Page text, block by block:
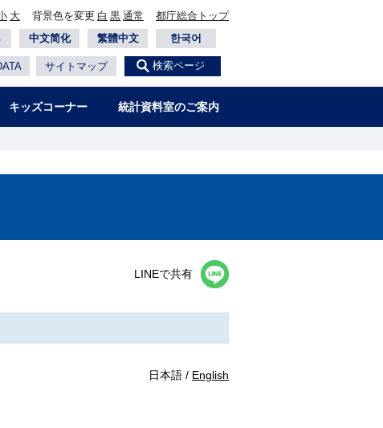
大 背景色を変更 白 黒 通常
都庁総合トップ
中文简化 繁體中文 한국어
サイトマップ 検索ページ
キッズコーナー 統計資料室のご案内
LINEで共有
日本語 / English